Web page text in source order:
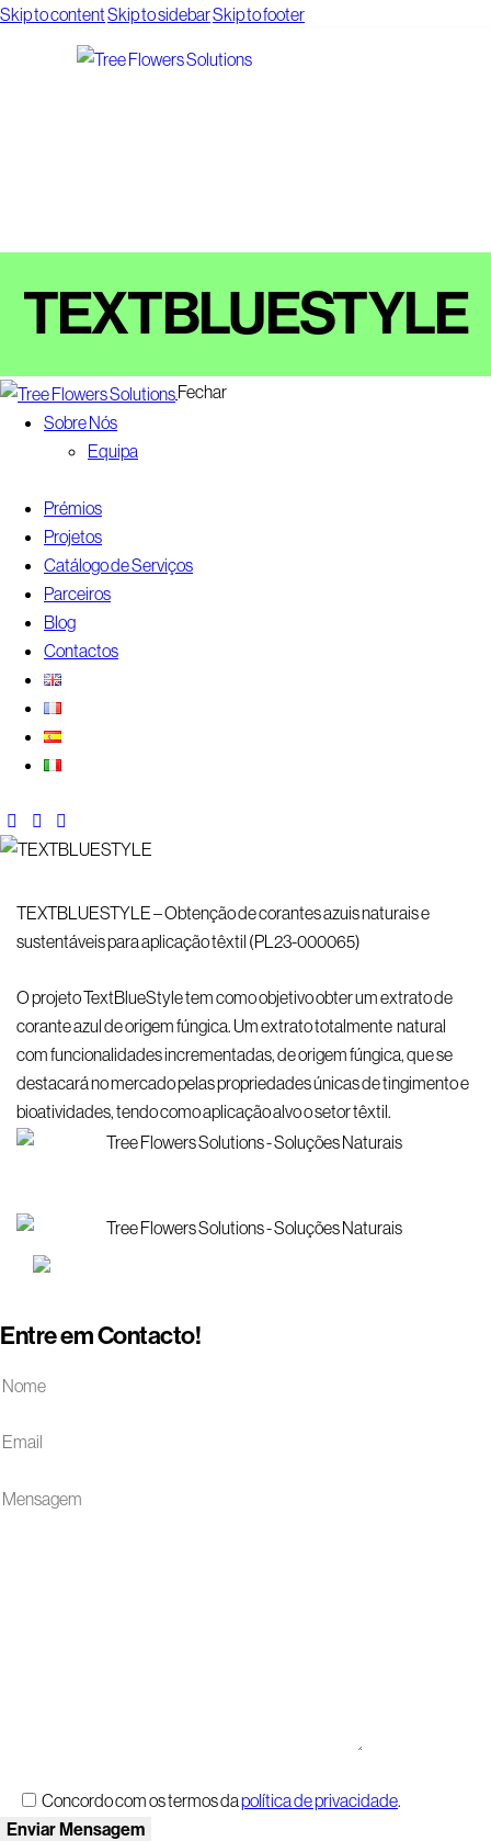
Skip to contentSkip to sidebarSkip to footer
TEXTBLUESTYLE
Fechar
Sobre Nós
Equipa
Prémios
Projetos
Catálogo de Serviços
Parceiros
Blog
Contactos
TEXTBLUESTYLE – Obtenção de corantes azuis naturais e
sustentáveis para aplicação têxtil (PL23-000065)
O projeto TextBlueStyle tem como objetivo obter um extrato de
corante azul de origem fúngica. Um extrato totalmente natural
com funcionalidades incrementadas, de origem fúngica, que se
destacará no mercado pelas propriedades únicas de tingimento e
bioatividades, tendo como aplicação alvo o setor têxtil.
Entre em Contacto!
Concordo com os termos dapolítica de privacidade.